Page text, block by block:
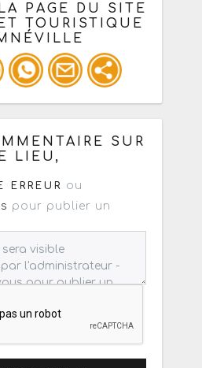
PAGE DU SITE
TOURISTIQUE
ci-dessous pour
/ réseau social
SUR
LIEU,
ERREUR
ou
pour publier un